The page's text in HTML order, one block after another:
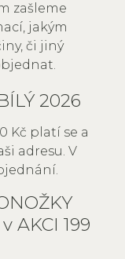
zašleme
jakým
či jiný
2026
Kč platí se a
adresu. V
AKCI 199